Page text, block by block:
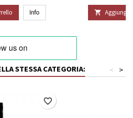
Info  Aggiungi
STESSA CATEGORIA: >
<
favorite_border